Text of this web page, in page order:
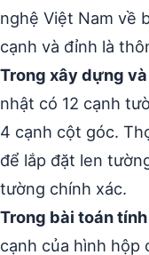
nghệ Việt Nam về
cạnh và đỉnh là
Trong xây dựng
nhật có 12 cạnh
4 cạnh cột góc.
để lắp đặt len
tường chính xác.
Trong bài toán
cạnh của hình hộp